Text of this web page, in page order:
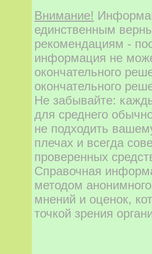
Внимание!
единственным
рекомендациям -
информация не
окончательного
окончательного
Не забывайте:
для среднего
не подходить
плечах и всегда
проверенных
Справочная
методом
мнений и оценок,
точкой зрения